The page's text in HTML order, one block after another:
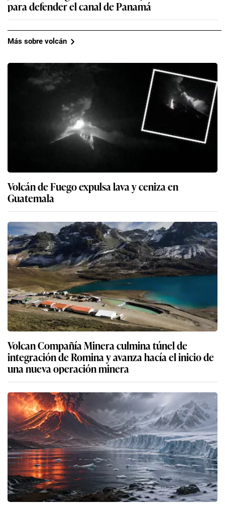
para defender el canal de Panamá
Más sobre volcán
Volcán de Fuego expulsa lava y ceniza en
Guatemala
Volcan Compañía Minera culmina túnel de
integración de Romina y avanza hacía el inicio de
una nueva operación minera